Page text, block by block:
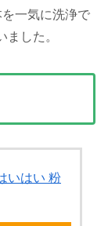
一気に洗浄で
した。
いはい 粉